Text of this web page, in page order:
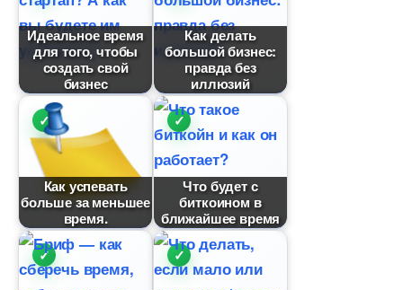
Идеальное время
для того, чтобы
создать свой
изнес
Как делать
ольшой бизнес:
правда без
иллюзий
Как успевать
ольше за меньшее
ремя.
Что будет с
иткоином
лижайшее время